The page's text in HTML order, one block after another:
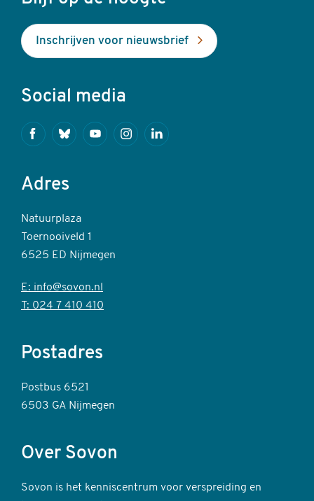
Inschrijven voor nieuwsbrief
Social media
FacebookBlueskyYoutubeInstagramLinkedin
Adres
Natuurplaza
Toernooiveld 1
6525 ED Nijmegen
E: info@sovon.nl
T: 024 7 410 410
Postadres
Postbus 6521
6503 GA Nijmegen
Over Sovon
Sovon is het kenniscentrum voor verspreiding en